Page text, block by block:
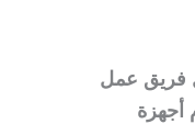
فريق عمل
أجهزة